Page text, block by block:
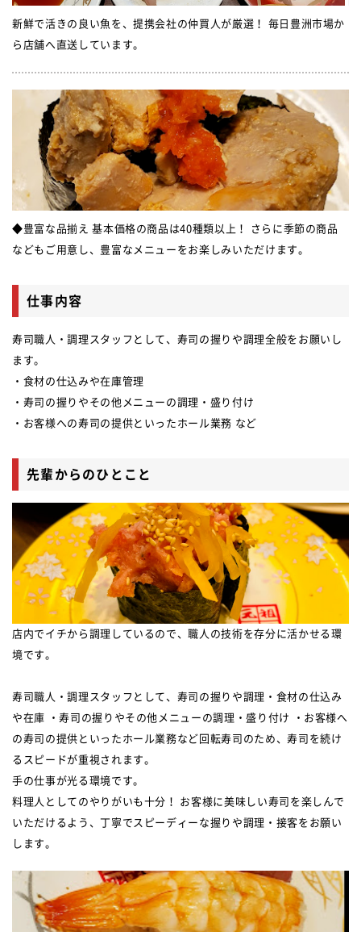
新鮮で活きの良い魚を、提携会社の仲買人が厳選！ 毎日豊洲市場か
ら店舗へ直送しています。
◆豊富な品揃え 基本価格の商品は40種類以上！ さらに季節の商品
などもご用意し、豊富なメニューをお楽しみいただけます。
仕事内容
寿司職人・調理スタッフとして、寿司の握りや調理全般をお願いし
ます。
・食材の仕込みや在庫管理
・寿司の握りやその他メニューの調理・盛り付け
・お客様への寿司の提供といったホール業務 など
先輩からのひとこと
店内でイチから調理しているので、職人の技術を存分に活かせる環
境です。
寿司職人・調理スタッフとして、寿司の握りや調理・食材の仕込み
や在庫 ・寿司の握りやその他メニューの調理・盛り付け ・お客様へ
の寿司の提供といったホール業務など回転寿司のため、寿司を続け
るスピードが重視されます。
手の仕事が光る環境です。
料理人としてのやりがいも十分！ お客様に美味しい寿司を楽しんで
いただけるよう、丁寧でスピーディーな握りや調理・接客をお願い
します。